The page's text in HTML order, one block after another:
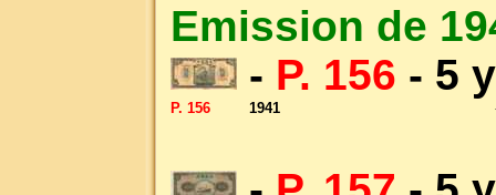
Emission de
- P. 156 - 5
P. 156 1941